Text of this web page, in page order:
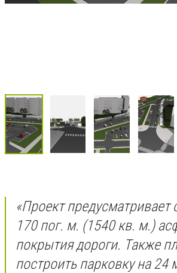
«Проект предусматривает
170 пог. м. (1540 кв. м.)
покрытия дороги. Также
построить парковку на 24